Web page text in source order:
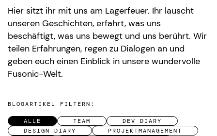
Hier sitzt ihr mit uns am Lagerfeuer. Ihr lauscht
unseren Geschichten, erfahrt, was uns
beschäftigt, was uns bewegt und uns berührt. Wir
teilen Erfahrungen, regen zu Dialogen an und
geben euch einen Einblick in unsere wundervolle
Fusonic-Welt.
BLOGARTIKEL FILTERN:
ALLE TEAM
DEV DIARY
DESIGN DIARY
PROJEKTMANAGEMENT